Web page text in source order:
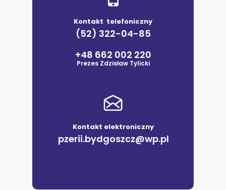
Kontakt elektroniczny
pzerii.bydgoszcz@wp.pl
Kontakt telefoniczny
(52) 322-04-85
+48 662 002 220
Prezes Zdzisław Tylicki